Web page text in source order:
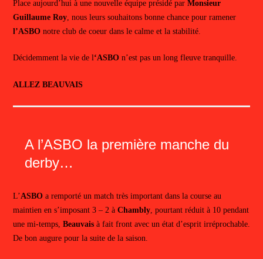
Place aujourd’hui à une nouvelle équipe présidé par Monsieur
Guillaume Roy, nous leurs souhaitons bonne chance pour ramener
l’ASBO notre club de coeur dans le calme et la stabilité.
Décidemment la vie de l‘ASBOn’est pas un long fleuve tranquille.
ALLEZ BEAUVAIS
A l’ASBO la première manche du
derby…
L’ASBOa remporté un match très important dans la course au
maintien en s’imposant 3 – 2 à Chambly, pourtant réduit à 10 pendant
une mi-temps, Beauvaisà fait front avec un état d’esprit irréprochable.
De bon augure pour la suite de la saison.